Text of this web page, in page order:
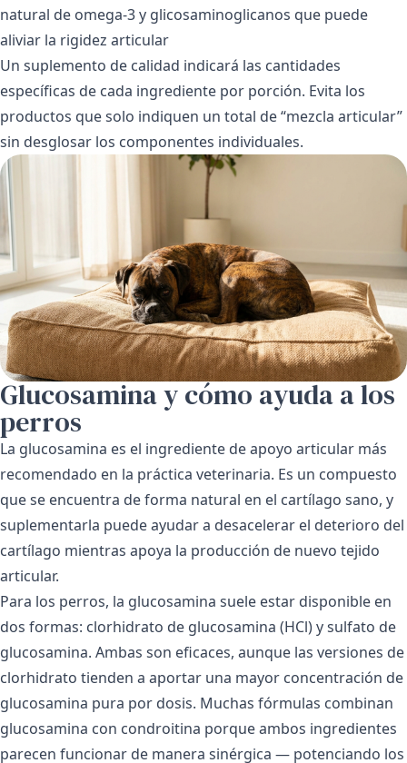
natural de omega-3 y glicosaminoglicanos que puede
aliviar la rigidez articular
Un suplemento de calidad indicará las cantidades
específicas de cada ingrediente por porción. Evita los
productos que solo indiquen un total de “mezcla articular”
sin desglosar los componentes individuales.
Glucosamina y cómo ayuda a los
perros
La glucosamina es el ingrediente de apoyo articular más
recomendado en la práctica veterinaria. Es un compuesto
que se encuentra de forma natural en el cartílago sano, y
suplementarla puede ayudar a desacelerar el deterioro del
cartílago mientras apoya la producción de nuevo tejido
articular.
Para los perros, la glucosamina suele estar disponible en
dos formas: clorhidrato de glucosamina (HCl) y sulfato de
glucosamina. Ambas son eficaces, aunque las versiones de
clorhidrato tienden a aportar una mayor concentración de
glucosamina pura por dosis. Muchas fórmulas combinan
glucosamina con condroitina porque ambos ingredientes
parecen funcionar de manera sinérgica — potenciando los